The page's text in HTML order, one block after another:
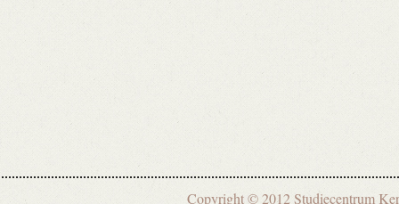
Copyright © 2012 Studiecentrum